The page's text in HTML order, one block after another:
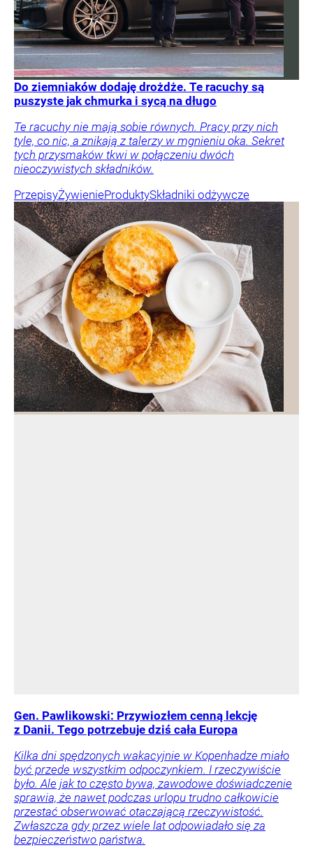
Do ziemniaków dodaję drożdże. Te racuchy są
puszyste jak chmurka i sycą na długo
Te racuchy nie mają sobie równych. Pracy przy nich
tyle, co nic, a znikają z talerzy w mgnieniu oka. Sekret
tych przysmaków tkwi w połączeniu dwóch
nieoczywistych składników.
PrzepisyŻywienieProduktySkładniki odżywcze
Gen. Pawlikowski: Przywiozłem cenną lekcję
z Danii. Tego potrzebuje dziś cała Europa
Kilka dni spędzonych wakacyjnie w Kopenhadze miało
być przede wszystkim odpoczynkiem. I rzeczywiście
było. Ale jak to często bywa, zawodowe doświadczenie
sprawia, że nawet podczas urlopu trudno całkowicie
przestać obserwować otaczającą rzeczywistość.
Zwłaszcza gdy przez wiele lat odpowiadało się za
bezpieczeństwo państwa.